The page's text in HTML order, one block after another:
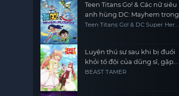
Teen Titans Go! & Các nữ siêu
anh hùng DC: Mayhem trong
Đa vũ trụ
Teen Titans Go! & DC Super Hero
Luyện thú sư sau khi bị đuổi
khỏi tổ đội của dũng sĩ, gặp
được thiếu nữ tai mèo của
BEAST TAMER